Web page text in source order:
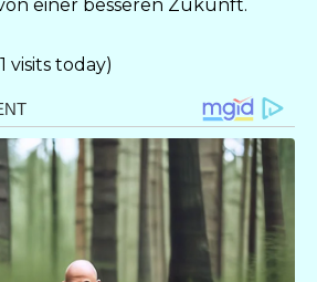
einer besseren Zukunft.
visits today)